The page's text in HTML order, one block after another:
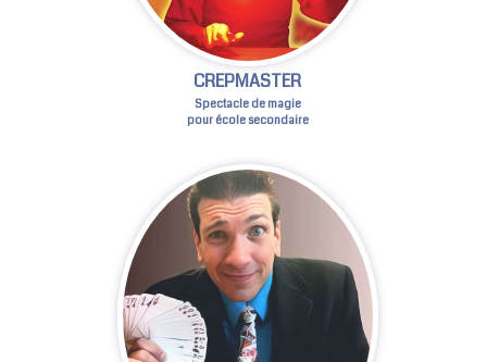
CREPMASTER
Spectacle de magie
pour école secondaire